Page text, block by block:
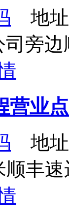
地址
旁
营业点
地址
顺丰速